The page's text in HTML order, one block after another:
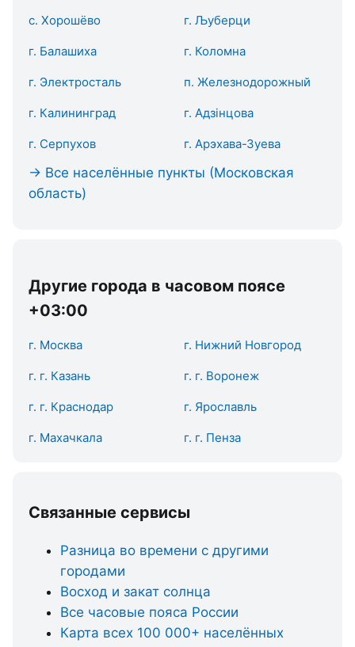
с. Хорошёво г. Љуберци
г. Балашиха г. Коломна
г. Электросталь п. Железнодорожный
г. Калининград г. Адзінцова
г. Серпухов г. Арэхава-Зуева
→ Все населённые пункты (Московская
область)
Другие города в часовом поясе
+03:00
г. Москва г. Нижний Новгород
г. г. Казань г. г. Воронеж
г. г. Краснодар г. Ярославль
г. Махачкала г. г. Пенза
Связанные сервисы
Разница во времени с другими
городами
Восход и закат солнца
Все часовые пояса России
Карта всех 100 000+ населённых